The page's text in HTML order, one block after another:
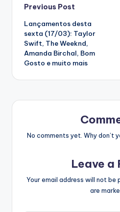
Post
navigation
Previous Post
Lançamentos desta
sexta (17/03): Taylor
Swift, The Weeknd,
Amanda Birchal, Bom
Gosto e muito mais
No comments yet. Why don’t
Leave a
Your email address will not be
are